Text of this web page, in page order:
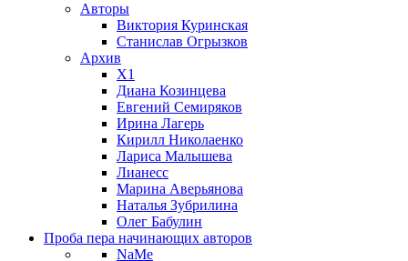
Авторы
Виктория Куринская
Станислав Огрызков
Архив
X1
Диана Козинцева
Евгений Семиряков
Ирина Лагерь
Кирилл Николаенко
Лариса Малышева
Лианесс
Марина Аверьянова
Наталья Зубрилина
Олег Бабулин
Проба пера начинающих авторов
NaMe